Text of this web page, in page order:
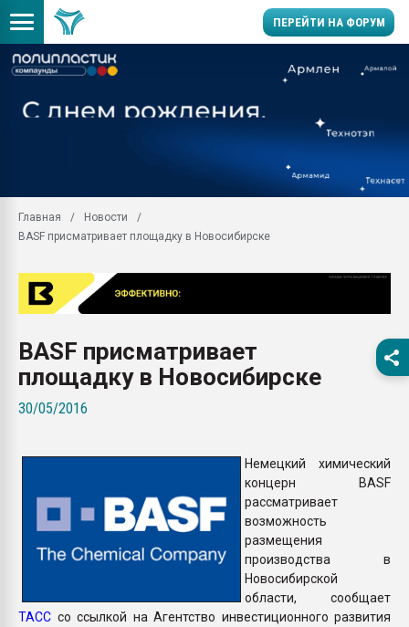
ПЕРЕЙТИ НА ФОРУМ
заводу пластмасс"
28.07.2026
28.07.2026
ПЕРЕЙТИ НА
Главная
Новости
BASF присматривает площадку в Новосибирске
BASF присматривает
площадку в Новосибирске
30/05/2016
Немецкий химический
концерн BASF
рассматривает
возможность
размещения
производства в
Новосибирской
области, сообщает
ТАСС со ссылкой на Агентство инвестиционного развития